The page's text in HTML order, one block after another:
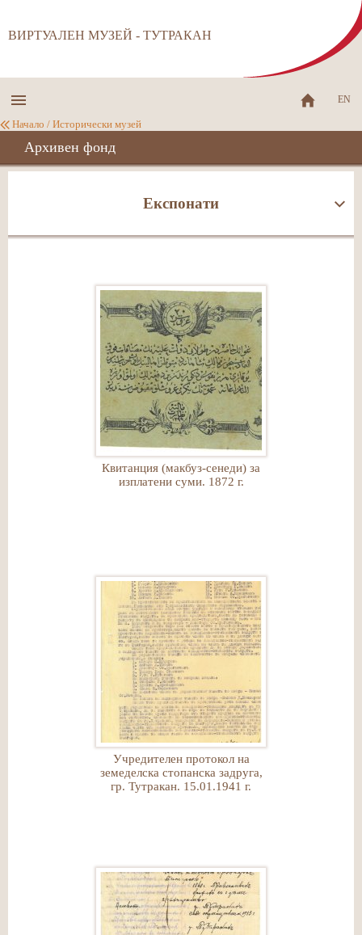
ВИРТУАЛЕН МУЗЕЙ - ТУТРАКАН
EN
Начало / Исторически музей
Архивен фонд
Експонати
Квитанция (макбуз-сенеди) за
изплатени суми. 1872 г.
Учредителен протокол на
земеделска стопанска задруга,
гр. Тутракан. 15.01.1941 г.